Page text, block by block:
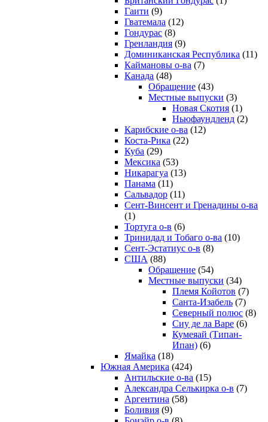
Гаити (9)
Гватемала (12)
Гондурас (8)
Гренландия (9)
Доминиканская Республика (11)
Каймановы о-ва (7)
Канада (48)
Обращение (43)
Местные выпуски (3)
Новая Скотия (1)
Ньюфаундленд (2)
Карибские о-ва (12)
Коста-Рика (22)
Куба (29)
Мексика (53)
Никарагуа (13)
Панама (11)
Сальвадор (11)
Сент-Винсент и Гренадины о-ва
(1)
Тортуга о-в (6)
Тринидад и Тобаго о-ва (10)
Сент-Эстатиус о-в (8)
США (88)
Обращение (54)
Местные выпуски (34)
Племя Койотов (7)
Санта-Изабель (7)
Северный полюс (8)
Сиу де ла Варе (6)
Кумеяай (Типан-
Ипан) (6)
Ямайка (18)
Южная Америка (424)
Антильские о-ва (15)
Александра Селькирка о-в (7)
Аргентина (58)
Боливия (9)